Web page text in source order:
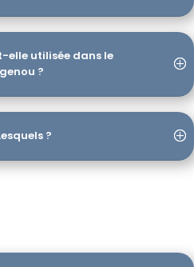
elle utilisée dans le
?
?